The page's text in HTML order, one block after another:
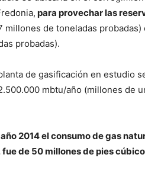
para provechar las
millones de toneladas
probadas).
de gasificación en estudio
mbtu/año (millones de
2014 el consumo de gas
de 50 millones de pies